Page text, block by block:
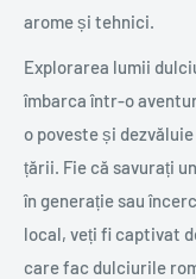
arome și tehnici.
Explorarea lumii
îmbarca într-o
o poveste și
țării. Fie că savurați
în generație sau
local, veți fi captivat
care fac dulciurile